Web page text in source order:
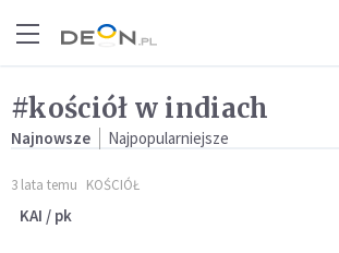
#kościół w indiach
Najnowsze Najpopularniejsze
3 lata temu KOŚCIÓŁ
KAI / pk